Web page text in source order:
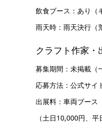
飲食ブース：あり（
雨天時：雨天決行（
クラフト作家・
募集期間：未掲載（
応募方法：公式サイ
出展料：車両ブース
（土日10,000円、